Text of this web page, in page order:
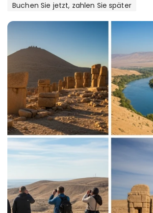
Buchen Sie jetzt, zahlen Sie später